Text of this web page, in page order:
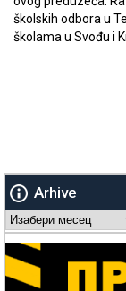
školskih odbora u
školama u Svođu i
Arhive
Arhive